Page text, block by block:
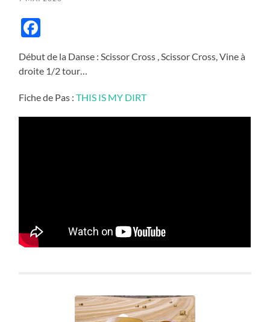
Début de la Danse : Scissor Cross , Scissor Cross, Vine à
droite 1/2 tour…
Fiche de Pas :THIS IS MY DIRT